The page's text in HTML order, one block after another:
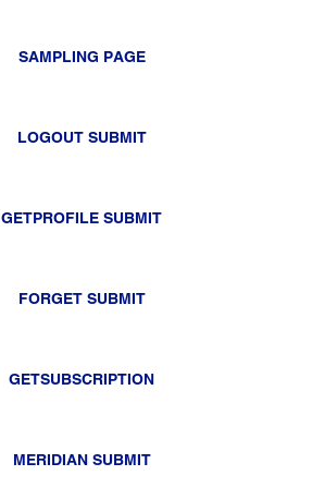
SAMPLING PAGE
LOGOUT SUBMIT
GETPROFILE SUBMIT
FORGET SUBMIT
GETSUBSCRIPTION
MERIDIAN SUBMIT